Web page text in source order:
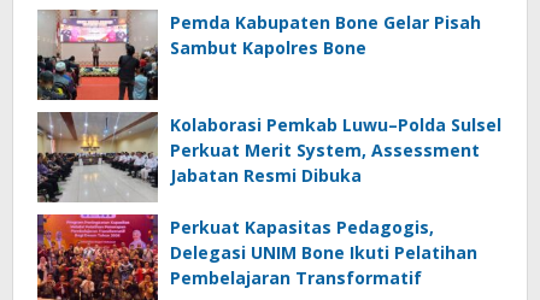
Pemda Kabupaten Bone Gelar Pisah
Sambut Kapolres Bone
Kolaborasi Pemkab Luwu–Polda Sulsel
Perkuat Merit System, Assessment
Jabatan Resmi Dibuka
Perkuat Kapasitas Pedagogis,
Delegasi UNIM Bone Ikuti Pelatihan
Pembelajaran Transformatif